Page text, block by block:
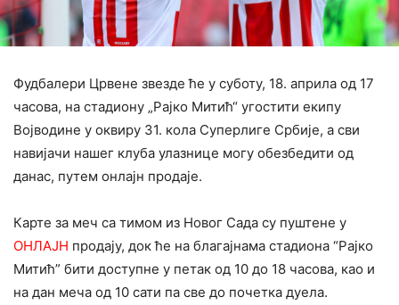
Фудбалери Црвене звезде ће у суботу, 18. априла од 17
часова, на стадиону „Рајко Митић“ угостити екипу
Војводине у оквиру 31. кола Суперлиге Србије, а сви
навијачи нашег клуба улазнице могу обезбедити од
данас, путем онлајн продаје.
‍Карте за меч са тимом из Новог Сада су пуштене у
ОНЛАЈН продају, док ће на благајнама стадиона “Рајко
Митић” бити доступне у петак од 10 до 18 часова, као и
на дан меча од 10 сати па све до почетка дуела.